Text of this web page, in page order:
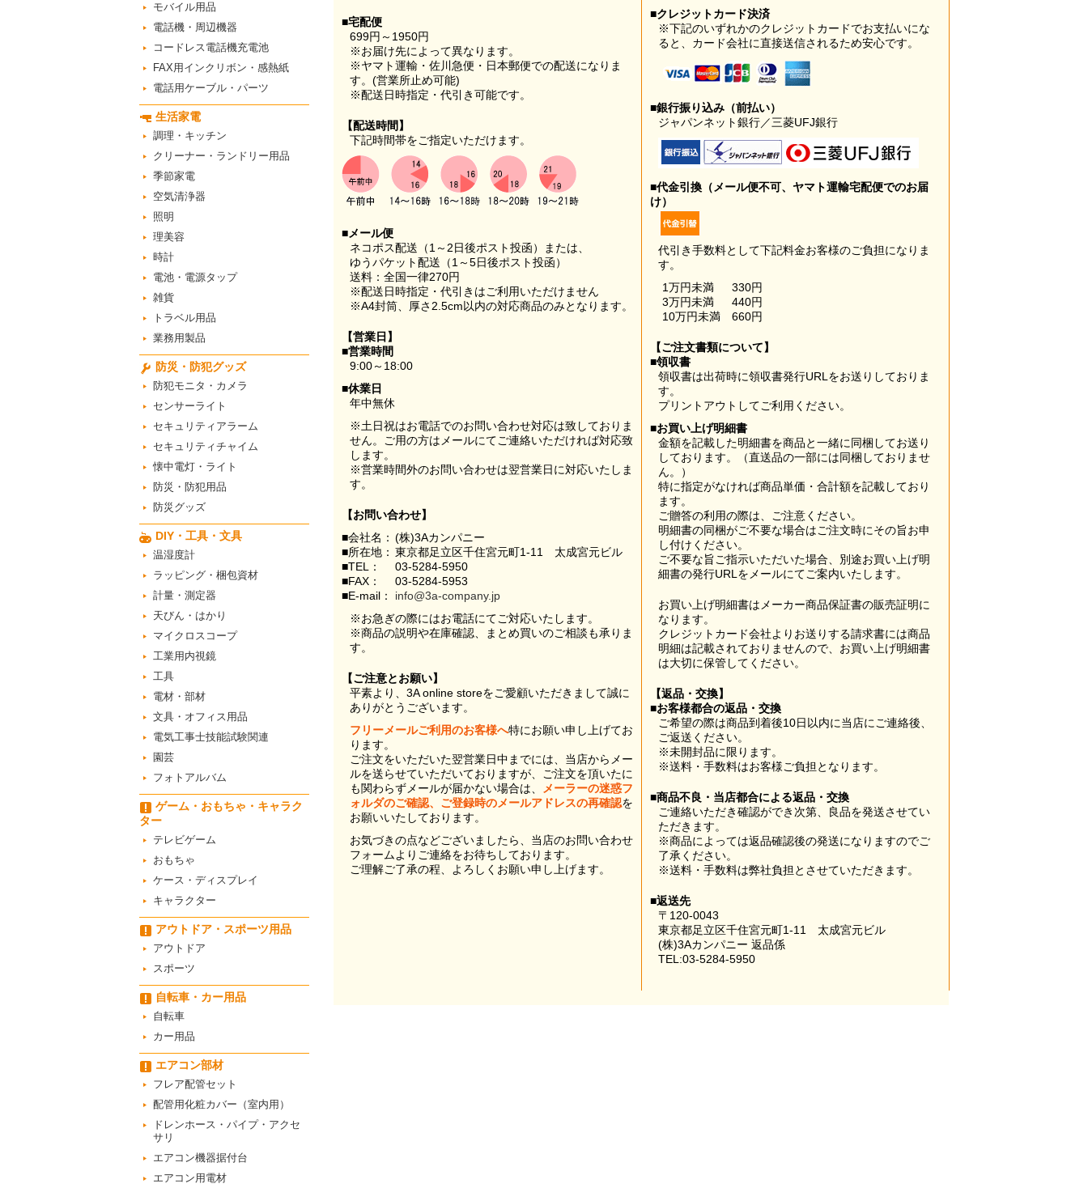
モバイル用品
電話機・周辺機器
コードレス電話機充電池
FAX用インクリボン・感熱紙
電話用ケーブル・パーツ
生活家電
調理・キッチン
クリーナー・ランドリー用品
季節家電
空気清浄器
照明
理美容
時計
電池・電源タップ
雑貨
トラベル用品
業務用製品
防災・防犯グッズ
防犯モニタ・カメラ
センサーライト
セキュリティアラーム
セキュリティチャイム
懐中電灯・ライト
防災・防犯用品
防災グッズ
DIY・工具・文具
温湿度計
ラッピング・梱包資材
計量・測定器
天びん・はかり
マイクロスコープ
工業用内視鏡
工具
電材・部材
文具・オフィス用品
電気工事士技能試験関連
園芸
フォトアルバム
ゲーム・おもちゃ・キャラク
ター
テレビゲーム
おもちゃ
ケース・ディスプレイ
キャラクター
アウトドア・スポーツ用品
アウトドア
スポーツ
自転車・カー用品
自転車
カー用品
エアコン部材
フレア配管セット
配管用化粧カバー（室内用）
ドレンホース・パイプ・アクセ
サリ
エアコン機器据付台
エアコン用電材
■宅配便
699円～1950円
※お届け先によって異なります。
※ヤマト運輸・佐川急便・日本郵便での配送になりま
す。(営業所止め可能)
※配送日時指定・代引き可能です。
【配送時間】
下記時間帯をご指定いただけます。
■メール便
ネコポス配送（1～2日後ポスト投函）または、
ゆうパケット配送（1～5日後ポスト投函）
送料：全国一律270円
※配送日時指定・代引きはご利用いただけません
※A4封筒、厚さ2.5cm以内の対応商品のみとなります。
【営業日】
■営業時間
9:00～18:00
■休業日
年中無休
※土日祝はお電話でのお問い合わせ対応は致しておりま
せん。ご用の方はメールにてご連絡いただければ対応致
します。
※営業時間外のお問い合わせは翌営業日に対応いたしま
す。
【お問い合わせ】
■会社名： (株)3Aカンパニー
■所在地： 東京都足立区千住宮元町1-11 太成宮元ビル
■TEL：
03-5284-5950
■FAX：
03-5284-5953
■E-mail：
info@3a-company.jp
※お急ぎの際にはお電話にてご対応いたします。
※商品の説明や在庫確認、まとめ買いのご相談も承りま
す。
【ご注意とお願い】
平素より、3A online storeをご愛顧いただきまして誠に
ありがとうございます。
フリーメールご利用のお客様へ特にお願い申し上げてお
ります。
ご注文をいただいた翌営業日中までには、当店からメー
ルを送らせていただいておりますが、ご注文を頂いたに
も関わらずメールが届かない場合は、
メーラーの迷惑フ
ォルダのご確認、ご登録時のメールアドレスの再確認を
お願いいたしております。
お気づきの点などございましたら、当店のお問い合わせ
フォームよりご連絡をお待ちしております。
ご理解ご了承の程、よろしくお願い申し上げます。
■クレジットカード決済
※下記のいずれかのクレジットカードでお支払いにな
ると、カード会社に直接送信されるため安心です。
■銀行振り込み（前払い）
ジャパンネット銀行／三菱UFJ銀行
■代金引換（メール便不可、ヤマト運輸宅配便でのお届
け）
代引き手数料として下記料金お客様のご負担になりま
す。
1万円未満
330円
3万円未満
440円
10万円未満
660円
【ご注文書類について】
■領収書
領収書は出荷時に領収書発行URLをお送りしておりま
す。
プリントアウトしてご利用ください。
■お買い上げ明細書
金額を記載した明細書を商品と一緒に同梱してお送り
しております。（直送品の一部には同梱しておりませ
ん。）
特に指定がなければ商品単価・合計額を記載しており
ます。
ご贈答の利用の際は、ご注意ください。
明細書の同梱がご不要な場合はご注文時にその旨お申
し付けください。
ご不要な旨ご指示いただいた場合、別途お買い上げ明
細書の発行URLをメールにてご案内いたします。
お買い上げ明細書はメーカー商品保証書の販売証明に
なります。
クレジットカード会社よりお送りする請求書には商品
明細は記載されておりませんので、お買い上げ明細書
は大切に保管してください。
【返品・交換】
■お客様都合の返品・交換
ご希望の際は商品到着後10日以内に当店にご連絡後、
ご返送ください。
※未開封品に限ります。
※送料・手数料はお客様ご負担となります。
■商品不良・当店都合による返品・交換
ご連絡いただき確認ができ次第、良品を発送させてい
ただきます。
※商品によっては返品確認後の発送になりますのでご
了承ください。
※送料・手数料は弊社負担とさせていただきます。
■返送先
〒120-0043
東京都足立区千住宮元町1-11 太成宮元ビル
(株)3Aカンパニー 返品係
TEL:03-5284-5950